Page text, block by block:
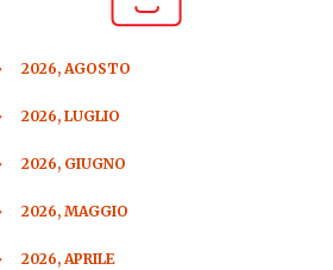
2026, AGOSTO
2026, LUGLIO
2026, GIUGNO
2026, MAGGIO
2026, APRILE